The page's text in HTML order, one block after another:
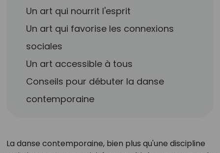
Un art qui nourrit l'esprit
Un art qui favorise les connexions
sociales
Un art accessible à tous
Conseils pour débuter la danse
contemporaine
La danse contemporaine, bien plus qu'une discipline